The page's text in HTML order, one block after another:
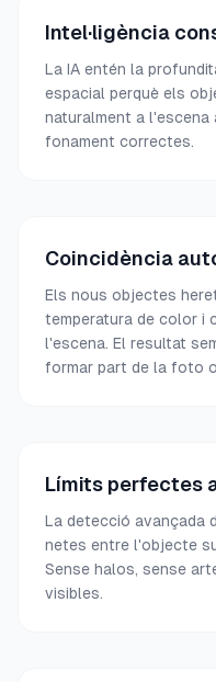
Intel·ligència
La IA entén la
espacial perquè els
naturalment a l'escena
fonament correctes.
Coincidència
Els nous objectes
temperatura de color i
l'escena. El resultat
formar part de la foto
Límits perfectes
La detecció avançada
netes entre l'objecte
Sense halos, sense
visibles.